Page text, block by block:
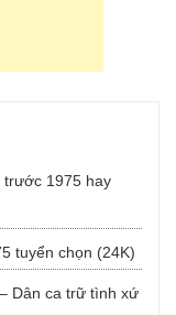
trước 1975 hay
tuyển chọn (24K)
Dân ca trữ tình xứ